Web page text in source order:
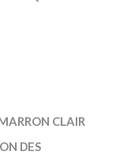
CLAIR
DES